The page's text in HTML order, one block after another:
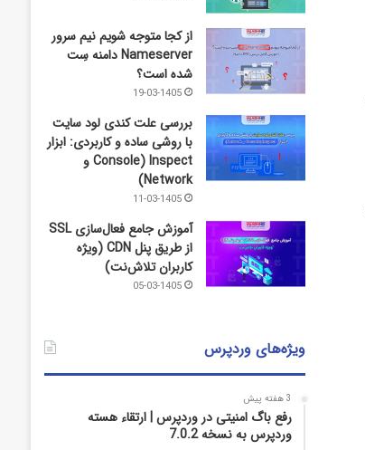
از کجا متوجه شویم نیم ‌سرور
Nameserver دامنه سِت
شده است؟
19-03-1405
بررسی علت کندی لود سایت
با روشی ساده و کاربردی: ابزار
Inspect (Console و
Network)
11-03-1405
آموزش جامع فعال‌سازی SSL
از طریق پنل CDN (ویژه
کاربران تلاش‌نت)
05-03-1405
ویژه‌های وردپرس
3 هفته پیش
رفع باگ امنیتی در وردپرس | ارتقاء هسته
وردپرس به نسخه 7.0.2